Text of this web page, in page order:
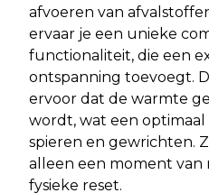
afvoeren van
ervaar je een unieke
functionaliteit, die een
ontspanning toevoegt.
ervoor dat de warmte
wordt, wat een
spieren en gewrichten.
alleen een moment van
fysieke reset.